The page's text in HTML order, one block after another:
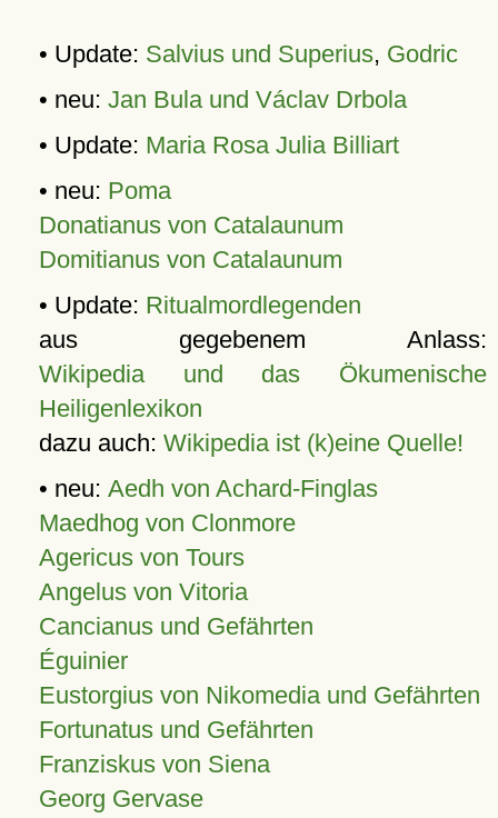
• Update: Salvius und Superius, Godric
• neu: Jan Bula und Václav Drbola
• Update: Maria Rosa Julia Billiart
• neu: Poma
Donatianus von Catalaunum
Domitianus von Catalaunum
• Update: Ritualmordlegenden
aus gegebenem Anlass:
Wikipedia und das Ökumenische
Heiligenlexikon
dazu auch: Wikipedia ist (k)eine Quelle!
• neu: Aedh von Achard-Finglas
Maedhog von Clonmore
Agericus von Tours
Angelus von Vitoria
Cancianus und Gefährten
Éguinier
Eustorgius von Nikomedia und Gefährten
Fortunatus und Gefährten
Franziskus von Siena
Georg Gervase